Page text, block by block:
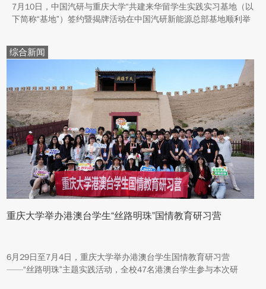
7月10日，中国汽研与重庆大学“共建来华留学生实践实习基地（以
下简称“基地”）签约暨揭牌活动在中国汽研新能源总部基地顺利举
与交流处处长兼留学生事务管理中心主任阳春出席活动，双方相关
职能负责人、教师代表及来华留学生代表共同参与。
综合新闻
重庆大学举办港澳台学生“丝路明珠”国情教育研习营
6月29日至7月4日，重庆大学举办港澳台学生国情教育研习营
——“丝路明珠”主题实践活动，全校47名港澳台学生参与本次研